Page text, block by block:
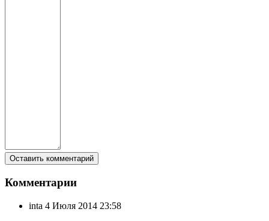
Комментарии
inta 4 Июля 2014 23:58